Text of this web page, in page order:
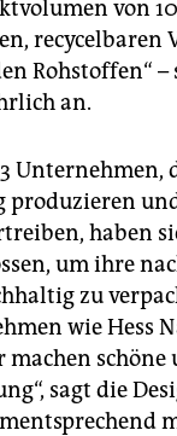
von
recycelbaren
Rohstoffen“ –
an.
Unternehmen,
produzieren
haben
um ihre
zu
wie Hess
machen schöne
sagt die